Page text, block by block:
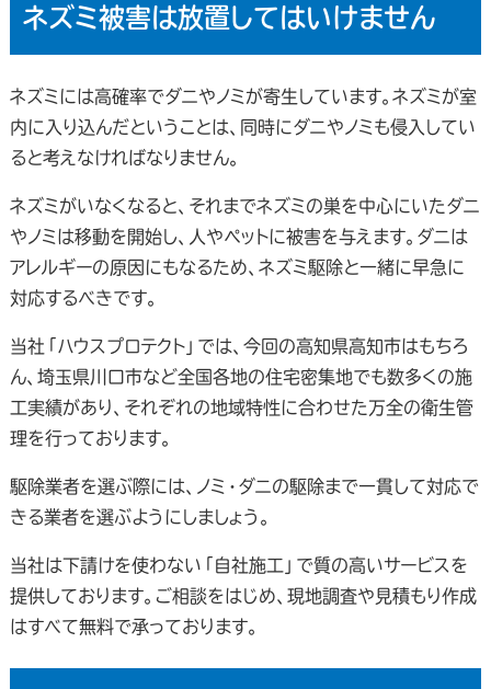
ネズミ被害は放置してはいけません
ネズミには高確率でダニやノミが寄生しています。ネズミが室
内に入り込んだということは、同時にダニやノミも侵入してい
ると考えなければなりません。
ネズミがいなくなると、それまでネズミの巣を中心にいたダニ
やノミは移動を開始し、人やペットに被害を与えます。ダニは
アレルギーの原因にもなるため、ネズミ駆除と一緒に早急に
対応するべきです。
当社「ハウスプロテクト」では、今回の高知県高知市はもちろ
ん、埼玉県川口市など全国各地の住宅密集地でも数多くの施
工実績があり、それぞれの地域特性に合わせた万全の衛生管
理を行っております。
駆除業者を選ぶ際には、ノミ・ダニの駆除まで一貫して対応で
きる業者を選ぶようにしましょう。
当社は下請けを使わない「自社施工」で質の高いサービスを
提供しております。ご相談をはじめ、現地調査や見積もり作成
はすべて無料で承っております。